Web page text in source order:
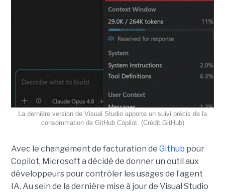
La dernière version de Visual Studio apporte un suivi précis de la
consommation de GitHub Copilot. (Crédit GitHub)
Avec le changement de facturation de Github pour
Copilot, Microsoft a décidé de donner un outil aux
développeurs pour contrôler les usages de l’agent
IA. Au sein de la dernière mise à jour de Visual Studio